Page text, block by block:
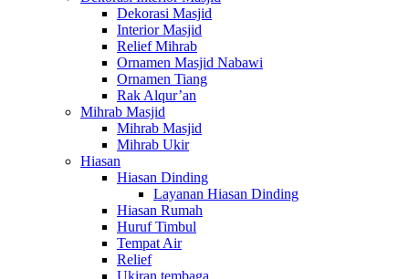
Dekorasi Masjid
Interior Masjid
Relief Mihrab
Ornamen Masjid Nabawi
Ornamen Tiang
Rak Alqur’an
Mihrab Masjid
Mihrab Masjid
Mihrab Ukir
Hiasan
Hiasan Dinding
Layanan Hiasan Dinding
Hiasan Rumah
Huruf Timbul
Tempat Air
Relief
Ukiran tembaga